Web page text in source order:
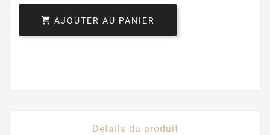
 AJOUTER AU PANIER
Détails du produit